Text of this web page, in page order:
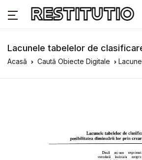
Lacunele tabelelor de
Acasă Caută Obiecte Digitale